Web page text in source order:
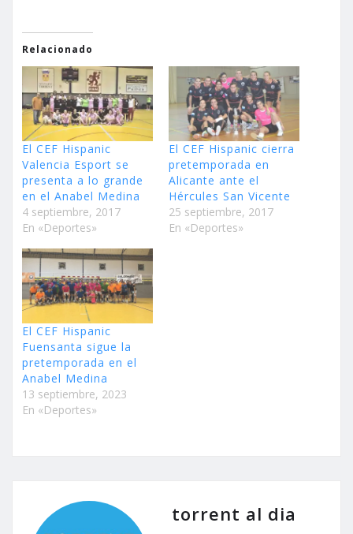
Relacionado
El CEF Hispanic
Valencia Esport se
presenta a lo grande
en el Anabel Medina
4 septiembre, 2017
En «Deportes»
El CEF Hispanic cierra
pretemporada en
Alicante ante el
Hércules San Vicente
25 septiembre, 2017
En «Deportes»
El CEF Hispanic
Fuensanta sigue la
pretemporada en el
Anabel Medina
13 septiembre, 2023
En «Deportes»
torrent al dia